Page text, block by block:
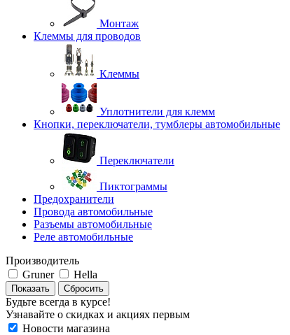
Монтаж
Клеммы для проводов
Клеммы
Уплотнители для клемм
Кнопки, переключатели, тумблеры автомобильные
Переключатели
Пиктограммы
Предохранители
Провода автомобильные
Разъемы автомобильные
Реле автомобильные
Производитель
Gruner
Hella
Сбросить
Будьте всегда в курсе!
Узнавайте о скидках и акциях первым
Новости магазина